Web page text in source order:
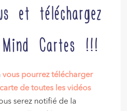
et téléchargez
Cartes !!!
vous pourrez télécharger
de toutes les vidéos
serez notifié de la